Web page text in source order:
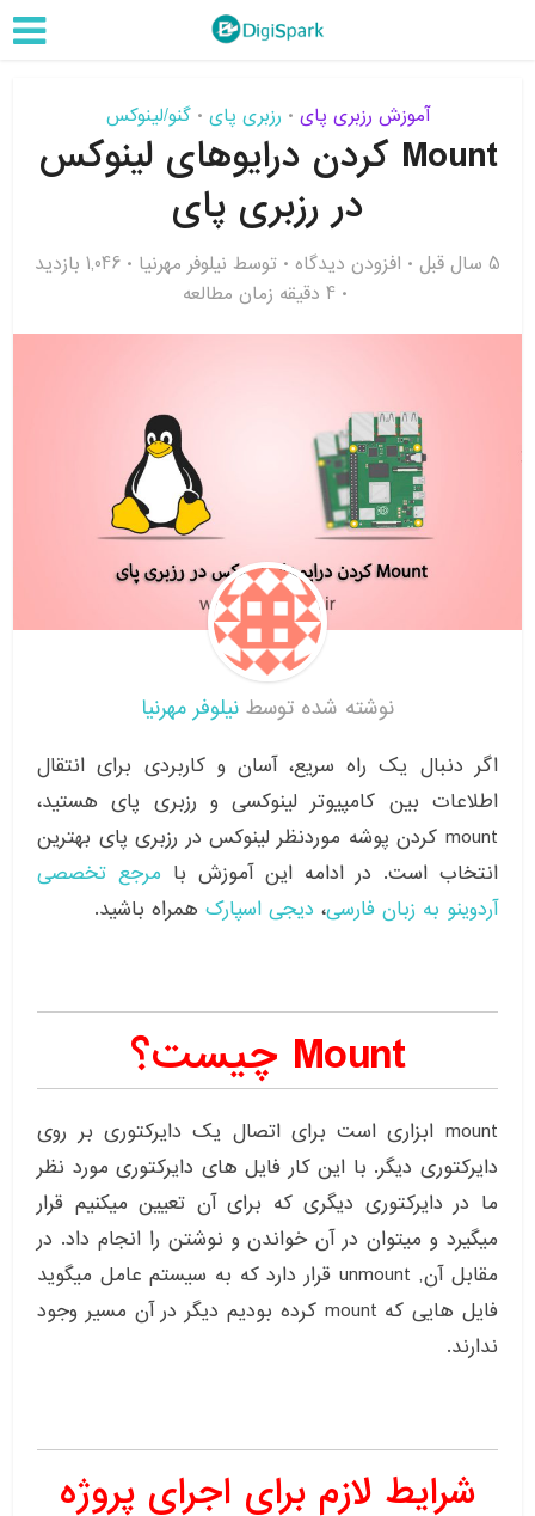
آموزش رزبری پای • رزبری پای • گنو/لینوکس
Mount کردن درایوهای لینوکس
در رزبری پای
5 سال قبل افزودن دیدگاه توسط نیلوفر مهرنیا
1,046 بازدید
4 دقیقه زمان مطالعه
نوشته شده توسط نیلوفر مهرنیا
اگر دنبال یک راه سریع، آسان و کاربردی برای انتقال
اطلاعات بین کامپیوتر لینوکسی و رزبری پای هستید،
mount کردن پوشه موردنظر لینوکس در رزبری پای بهترین
انتخاب است. در ادامه این آموزش با مرجع تخصصی
آردوینو به زبان فارسی، دیجی اسپارک همراه باشید.
Mount چیست؟
mount ابزاری است برای اتصال یک دایرکتوری بر روی
دایرکتوری دیگر. با این کار فایل های دایرکتوری مورد نظر
ما در دایرکتوری دیگری که برای آن تعیین میکنیم قرار
میگیرد و میتوان در آن خواندن و نوشتن را انجام داد. در
مقابل آن, unmount قرار دارد که به سیستم عامل میگوید
فایل هایی که mount کرده بودیم دیگر در آن مسیر وجود
ندارند.
شرایط لازم برای اجرای پروژه